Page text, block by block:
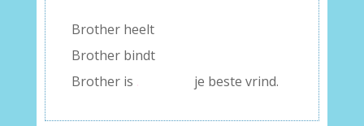
Brother heelt
Brother bindt
Brother is . je beste vrind.